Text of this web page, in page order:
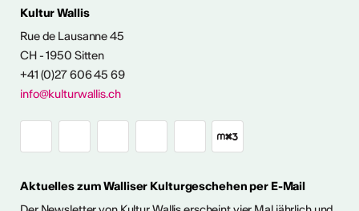
& KONTAKT
Kultur Wallis
Rue de Lausanne 45
CH - 1950 Sitten
+41 (0)27 606 45 69
info@kulturwallis.ch
Aktuelles zum Walliser Kulturgeschehen per E-Mail